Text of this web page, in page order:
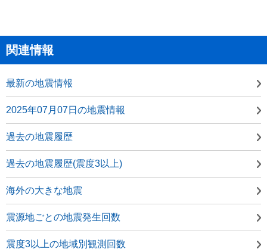
関連情報
最新の地震情報
2025年07月07日の地震情報
過去の地震履歴
過去の地震履歴(震度3以上)
海外の大きな地震
震源地ごとの地震発生回数
震度3以上の地域別観測回数